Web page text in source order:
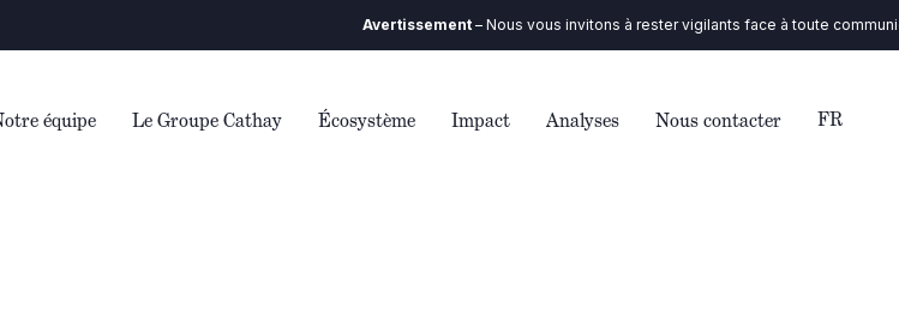
Avertissement– Nous vous invitons à rester vigilants face à toute communication
équipe Le Groupe Cathay Écosystème Impact Analyses Nous contacter FR